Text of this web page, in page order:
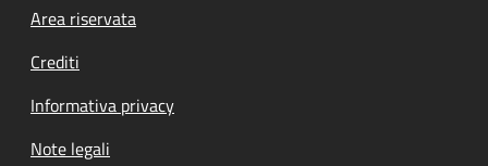
Footer menu
Area riservata
Crediti
Informativa privacy
Note legali